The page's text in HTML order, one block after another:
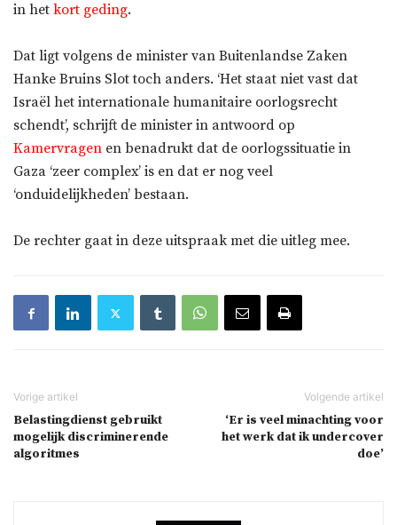
in het kort geding.
Dat ligt volgens de minister van Buitenlandse Zaken
Hanke Bruins Slot toch anders. ‘Het staat niet vast dat
Israël het internationale humanitaire oorlogsrecht
schendt’, schrijft de minister in antwoord op
Kamervragen en benadrukt dat de oorlogssituatie in
Gaza ‘zeer complex’ is en dat er nog veel
‘onduidelijkheden’ bestaan.
De rechter gaat in deze uitspraak met die uitleg mee.
Belastingdienst gebruikt
mogelijk discriminerende
algoritmes
‘Er is veel minachting voor
het werk dat ik undercover
doe’